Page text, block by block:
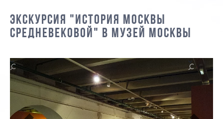
ЭКСКУРСИЯ "ИСТОРИЯ МОСКВЫ
СРЕДНЕВЕКОВОЙ" В МУЗЕЙ МОСКВЫ